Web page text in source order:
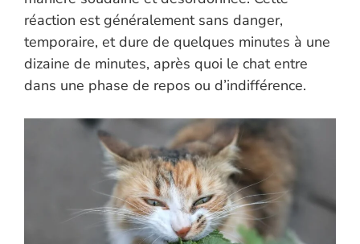
réaction est généralement sans danger,
temporaire, et dure de quelques minutes à une
dizaine de minutes, après quoi le chat entre
dans une phase de repos ou d’indifférence.